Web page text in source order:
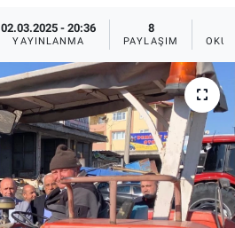
02.03.2025 - 20:36
YAYINLANMA
8
PAYLAŞIM